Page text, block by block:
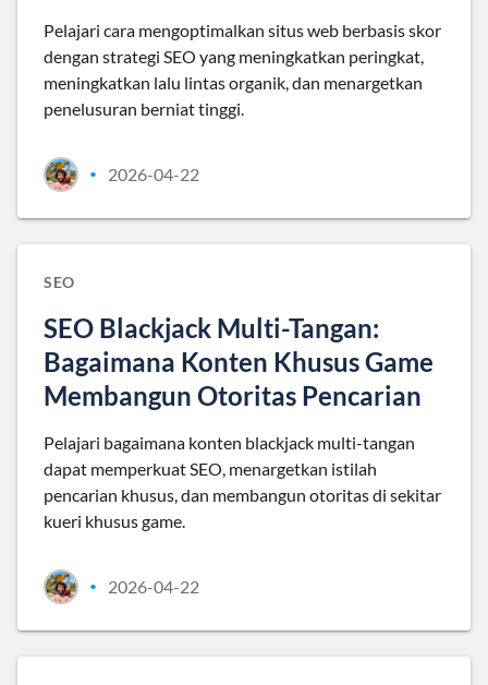
Pelajari cara mengoptimalkan situs web berbasis skor
dengan strategi SEO yang meningkatkan peringkat,
meningkatkan lalu lintas organik, dan menargetkan
penelusuran berniat tinggi.
• 2026-04-22
SEO
SEO Blackjack Multi-Tangan:
Bagaimana Konten Khusus Game
Membangun Otoritas Pencarian
Pelajari bagaimana konten blackjack multi-tangan
dapat memperkuat SEO, menargetkan istilah
pencarian khusus, dan membangun otoritas di sekitar
kueri khusus game.
• 2026-04-22